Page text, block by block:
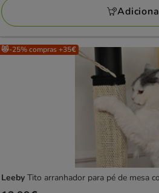
1
avaliações
😻-25% compras +35€
Leeby Tito arranhador para pé de mesa